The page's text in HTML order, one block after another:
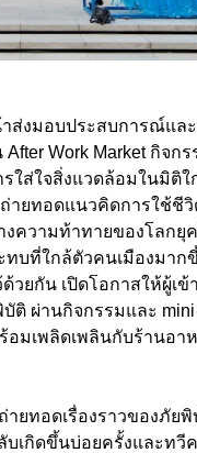
าส่งมอบประสบการณ์แ
Work Market กิจก
ใส่ใจสิ่งแวดล้อมในมิติ
ถ่ายทอดแนวคิดการใช้ชี
ความท้าทายของโลกยุ
บที่ใกล้ตัวคนเมืองมาก
ยกัน เปิดโอกาสให้ผู้เข้
ผ่านกิจกรรมและ
อมเพลิดเพลินกับร้านอา
ยทอดเรื่องราวของภัย
บเกิดขึ้นบ่อยครั้งและท